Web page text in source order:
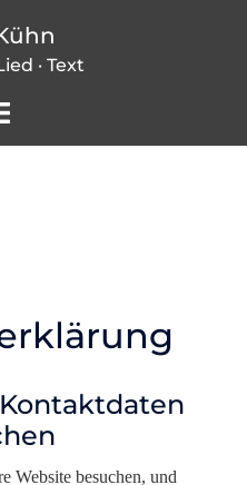
· Text
Website besuchen, und